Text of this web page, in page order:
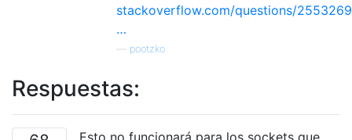
stackoverflow.com/questions/
…
pootzko
Respuestas:
Esto no funcionará para los sockets que